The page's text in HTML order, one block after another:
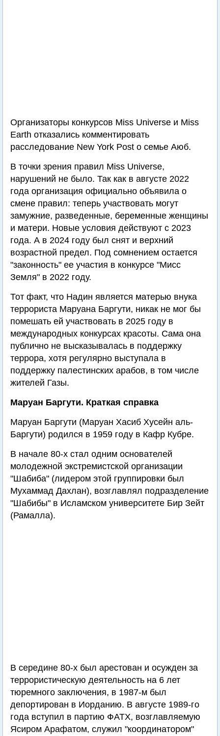
Организаторы конкурсов Miss Universe и Miss
Earth отказались комментировать
расследование New York Post о семье Аюб.
В точки зрения правил Miss Universe,
нарушений не было. Так как в августе 2022
года организация официально объявила о
смене правил: теперь участвовать могут
замужние, разведенные, беременные женщины
и матери. Новые условия действуют с 2023
года. А в 2024 году был снят и верхний
возрастной предел. Под сомнением остается
"законность" ее участия в конкурсе "Мисс
Земля" в 2022 году.
Тот факт, что Надин является матерью внука
террориста Маруана Баргути, никак не мог бы
помешать ей участвовать в 2025 году в
международных конкурсах красоты. Сама она
публично не высказывалась в поддержку
террора, хотя регулярно выступала в
поддержку палестинских арабов, в том числе
жителей Газы.
Маруан Баргути. Краткая справка
Маруан Баргути (Маруан Хасиб Хусейн аль-
Баргути) родился в 1959 году в Кафр Кубре.
В начале 80-х стал одним основателей
молодежной экстремистской организации
"Шабиба" (лидером этой группировки был
Мухаммад Дахлан), возглавлял подразделение
"Шабибы" в Исламском университете Бир Зейт
(Рамалла).
В середине 80-х был арестован и осужден за
террористическую деятельность на 6 лет
тюремного заключения, в 1987-м был
депортирован в Иорданию. В августе 1989-го
года вступил в партию ФАТХ, возглавляемую
Ясиром Арафатом, служил "координатором"